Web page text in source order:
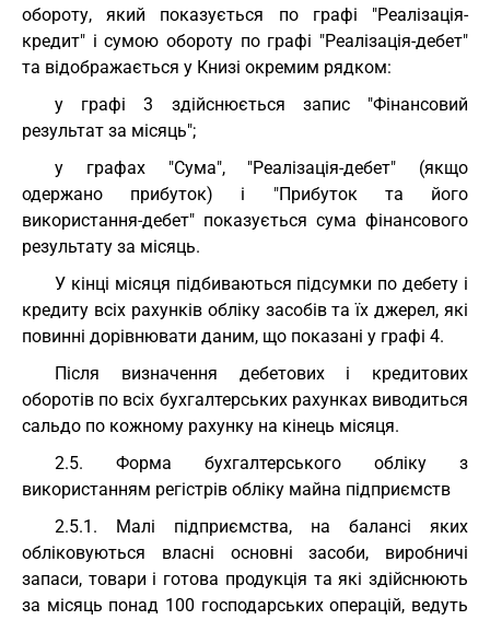
обороту, який показується по графі "Реалізація-
кредит" і сумою обороту по графі "Реалізація-дебет"
та відображається у Книзі окремим рядком:
у графі 3 здійснюється запис "Фінансовий
результат за місяць";
у графах "Сума", "Реалізація-дебет" (якщо
одержано прибуток) і "Прибуток та його
використання-дебет" показується сума фінансового
результату за місяць.
У кінці місяця підбиваються підсумки по дебету і
кредиту всіх рахунків обліку засобів та їх джерел, які
повинні дорівнювати даним, що показані у графі 4.
Після визначення дебетових і кредитових
оборотів по всіх бухгалтерських рахунках виводиться
сальдо по кожному рахунку на кінець місяця.
2.5. Форма бухгалтерського обліку з
використанням регістрів обліку майна підприємств
2.5.1. Малі підприємства, на балансі яких
обліковуються власні основні засоби, виробничі
запаси, товари і готова продукція та які здійснюють
за місяць понад 100 господарських операцій, ведуть